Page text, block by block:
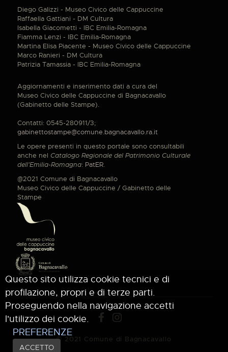
Diego Galizzi - Museo Civico delle Cappuccine
Raffaella Gattiani - DM Cultura
Isabella Giacometti - IBC Emilia-Romagna
Fiamma Lenzi - IBC Emilia-Romagna
Martina Elisa Piacente - Museo Civico delle Cappuccine
Marco Ranieri - DM Cultura
Patrizia Tamassia - IBC Emilia-Romagna
Aggiornamenti e inserimento dati a cura del
Museo Civico delle Cappuccine di Bagnacavallo
(Gabinetto delle Stampe).
Contatti: 0545-280911/3;
gabinettostampe@comune.bagnacavallo.ra.it
Le opere presenti in questo portale sono consultabili
anche nel Catalogo Regionale del Patrimonio Culturale
dell'Emilia-Romagna: PatER.
@2021 Comune di Bagnacavallo
Museo Civico delle Cappuccine / Gabinetto delle
Stampe
© 2021 Comune di Bagnacavallo
Questo sito utilizza cookie tecnici e di
profilazione, propri e di terze parti.
Proseguendo nella navigazione accetti
l'utilizzo dei cookie.
PREFERENZE
ACCETTO